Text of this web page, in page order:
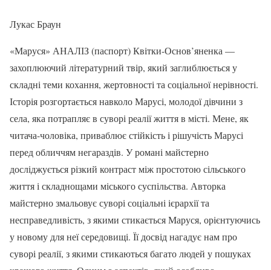
Лукас Браун
«Маруся» АНАЛІЗ (паспорт) Квітки-Основ’яненка —
захоплюючий літературний твір, який заглиблюється у
складні теми кохання, жертовності та соціальної нерівності.
Історія розгортається навколо Марусі, молодої дівчини з
села, яка потрапляє в суворі реалії життя в місті. Мене, як
читача-чоловіка, приваблює стійкість і рішучість Марусі
перед обличчям негараздів. У романі майстерно
досліджується різкий контраст між простотою сільського
життя і складнощами міського суспільства. Авторка
майстерно змальовує суворі соціальні ієрархії та
несправедливість, з якими стикається Маруся, орієнтуючись
у новому для неї середовищі. Її досвід нагадує нам про
суворі реалії, з якими стикаються багато людей у пошуках